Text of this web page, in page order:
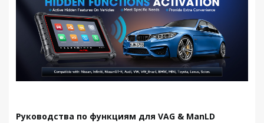
Руководства по функциям для VAG & ManLD